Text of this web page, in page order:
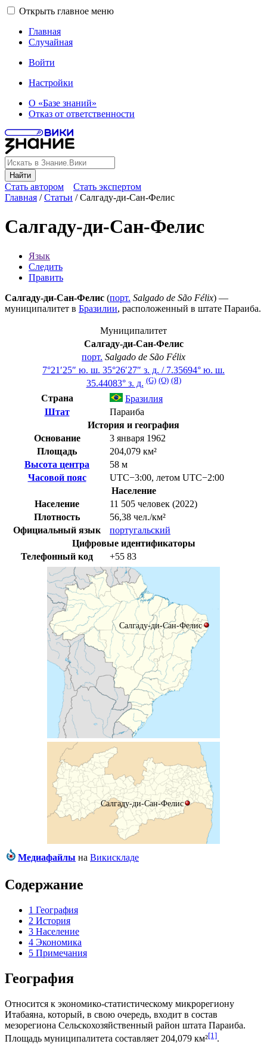
Открыть главное меню
Главная
Случайная
Войти
Настройки
О «Базе знаний»
Отказ от ответственности
Найти
Стать автором
Стать экспертом
Главная /Статьи /Салгаду-ди-Сан-Фелис
Салгаду-ди-Сан-Фелис
Язык
Следить
Править
Салгаду-ди-Сан-Фелис (порт. Salgado de São Félix) —
муниципалитет в Бразилии, расположенный в штате Параиба.
Муниципалитет
Салгаду-ди-Сан-Фелис
порт. Salgado de São Félix
7°21′25″ ю. ш. 35°26′27″ з. д. / 7.35694° ю. ш.
35.44083° з. д. (G) (O) (Я)
Страна
Бразилия
Штат
Параиба
История и география
Основание
3 января 1962
Площадь
204,079 км²
Высота центра
58 м
Часовой пояс
UTC−3:00, летом UTC−2:00
Население
Население
11 505 человек (2022)
Плотность
56,38 чел./км²
Официальный язык
португальский
Цифровые идентификаторы
Телефонный код
+55 83
Салгаду-ди-Сан-Фелис
Салгаду-ди-Сан-Фелис
Медиафайлы на Викискладе
Содержание
1 География
2 История
3 Население
4 Экономика
5 Примечания
География
Относится к экономико-статистическому микрорегиону
Итабаяна, который, в свою очередь, входит в состав
мезорегиона Сельскохозяйственный район штата Параиба.
Площадь муниципалитета составляет 204,079 км²[1].